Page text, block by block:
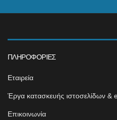
ΠΛΗΡΟΦΟΡΊΕΣ
Εταιρεία
Έργα κατασκευής ιστοσελίδων &
Επικοινωνία